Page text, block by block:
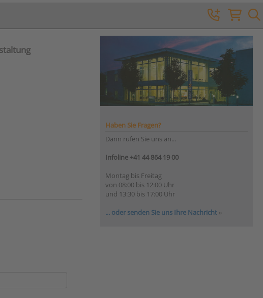
Haben Sie Fragen?
Dann rufen Sie uns an...
Infoline +41 44 864 19 00
Montag bis Freitag
von 08:00 bis 12:00 Uhr
und 13:30 bis 17:00 Uhr
... oder senden Sie uns Ihre Nachricht »